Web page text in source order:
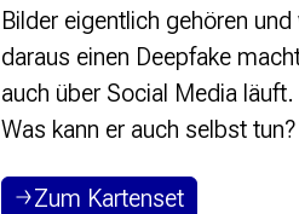
Bilder eigentlich gehören
daraus einen Deepfake
auch über Social Media
Was kann er auch selbst tun?
Zum Kartenset